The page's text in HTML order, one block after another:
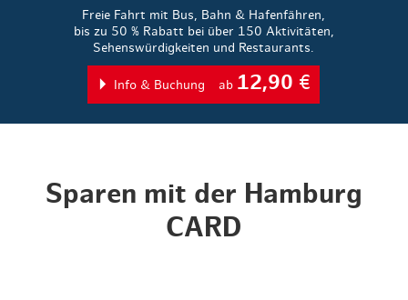
Freie Fahrt mit Bus, Bahn & Hafenfähren,
bis zu 50 % Rabatt bei über 150 Aktivitäten,
Sehenswürdigkeiten und Restaurants.
Info & Buchung ab 12,90 €
Sparen mit der Hamburg
CARD